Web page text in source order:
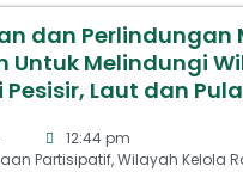
dan Perlindungan
Untuk Melindungi
Laut dan
12:44 pm
Partisipatif,Wilayah Kelola